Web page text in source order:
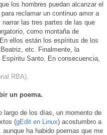
los hombres puedan alcanzar el
reclamar un continuo amor a
las tres partes de las que
como montaña de
ellos están los espíritus de los
etc. Finalmente, la
Santo. En consecuencia,
RBA).
un poema.
largo de los días, un momento de
(gEdit en Linux) acostumbro a
ha habido poemas que me